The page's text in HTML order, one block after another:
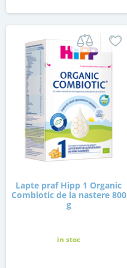
Lapte praf Hipp 1 Organic
Combiotic de la nastere 800
g
in stoc